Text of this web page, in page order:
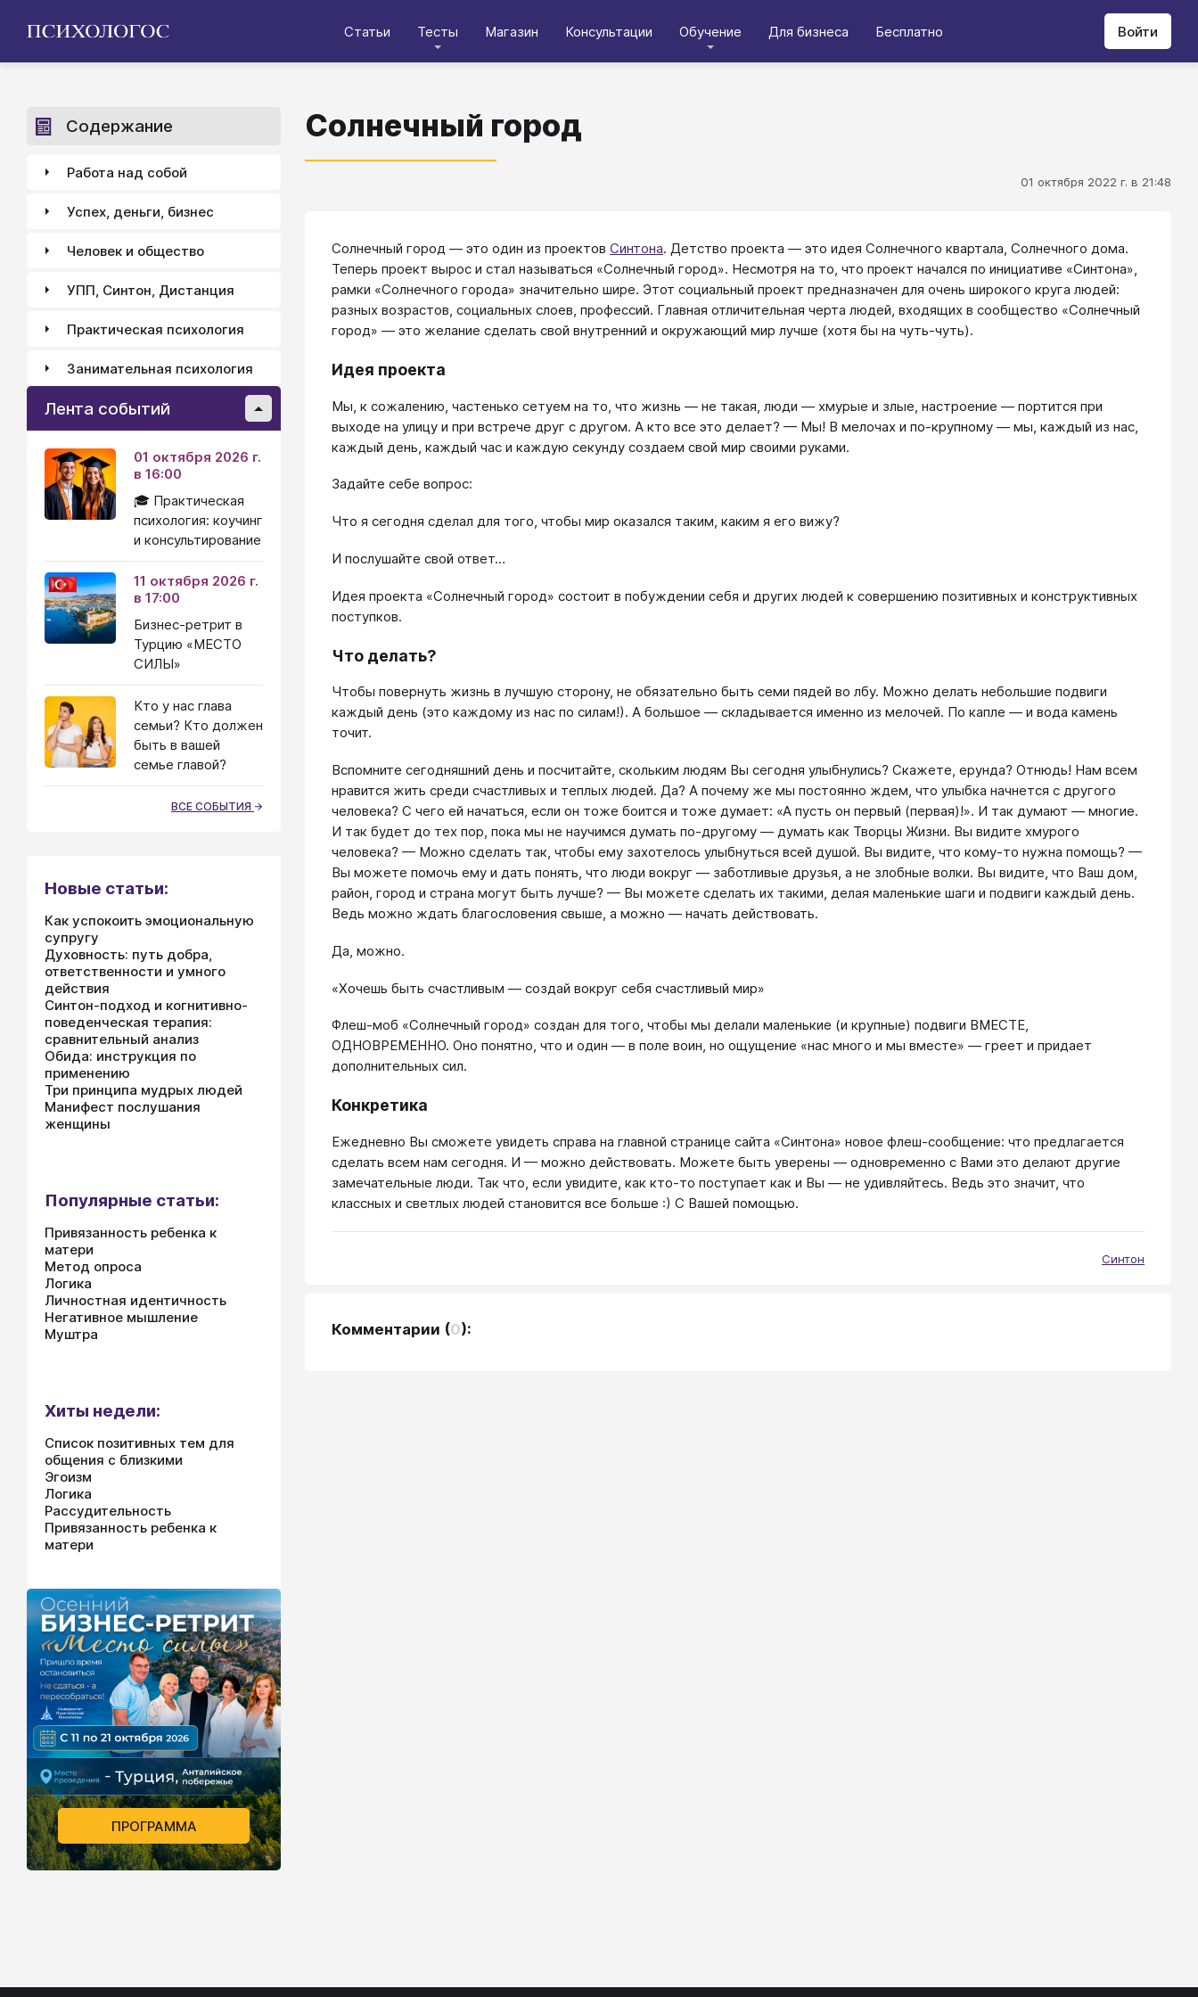
Статьи Тесты Магазин Консультации Обучение Для бизнеса Бесплатно Войти
Солнечный город
01 октября 2022 г. в 21:48
Солнечный город — это один из проектов Синтона. Детство проекта — это идея Солнечного квартала, Солнечного дома.
Теперь проект вырос и стал называться «Солнечный город». Несмотря на то, что проект начался по инициативе «Синтона»,
рамки «Солнечного города» значительно шире. Этот социальный проект предназначен для очень широкого круга людей:
разных возрастов, социальных слоев, профессий. Главная отличительная черта людей, входящих в сообщество «Солнечный
город» — это желание сделать свой внутренний и окружающий мир лучше (хотя бы на чуть-чуть).
Идея проекта
Мы, к сожалению, частенько сетуем на то, что жизнь — не такая, люди — хмурые и злые, настроение — портится при
выходе на улицу и при встрече друг с другом. А кто все это делает? — Мы! В мелочах и по-крупному — мы, каждый из нас,
каждый день, каждый час и каждую секунду создаем свой мир своими руками.
Задайте себе вопрос:
Что я сегодня сделал для того, чтобы мир оказался таким, каким я его вижу?
И послушайте свой ответ…
Идея проекта «Солнечный город» состоит в побуждении себя и других людей к совершению позитивных и конструктивных
поступков.
Что делать?
Чтобы повернуть жизнь в лучшую сторону, не обязательно быть семи пядей во лбу. Можно делать небольшие подвиги
каждый день (это каждому из нас по силам!). А большое — складывается именно из мелочей. По капле — и вода камень
точит.
Вспомните сегодняшний день и посчитайте, скольким людям Вы сегодня улыбнулись? Скажете, ерунда? Отнюдь! Нам всем
нравится жить среди счастливых и теплых людей. Да? А почему же мы постоянно ждем, что улыбка начнется с другого
человека? С чего ей начаться, если он тоже боится и тоже думает: «А пусть он первый (первая)!». И так думают — многие.
И так будет до тех пор, пока мы не научимся думать по-другому — думать как Творцы Жизни. Вы видите хмурого
человека? — Можно сделать так, чтобы ему захотелось улыбнуться всей душой. Вы видите, что кому-то нужна помощь? —
Вы можете помочь ему и дать понять, что люди вокруг — заботливые друзья, а не злобные волки. Вы видите, что Ваш дом,
район, город и страна могут быть лучше? — Вы можете сделать их такими, делая маленькие шаги и подвиги каждый день.
Ведь можно ждать благословения свыше, а можно — начать действовать.
Да, можно.
«Хочешь быть счастливым — создай вокруг себя счастливый мир»
Флеш-моб «Солнечный город» создан для того, чтобы мы делали маленькие (и крупные) подвиги ВМЕСТЕ,
ОДНОВРЕМЕННО. Оно понятно, что и один — в поле воин, но ощущение «нас много и мы вместе» — греет и придает
дополнительных сил.
Конкретика
Ежедневно Вы сможете увидеть справа на главной странице сайта «Синтона» новое флеш-сообщение: что предлагается
сделать всем нам сегодня. И — можно действовать. Можете быть уверены — одновременно с Вами это делают другие
замечательные люди. Так что, если увидите, как кто-то поступает как и Вы — не удивляйтесь. Ведь это значит, что
классных и светлых людей становится все больше :) С Вашей помощью.
Синтон
Комментарии (0):
Содержание
Работа над собой
Успех, деньги, бизнес
Человек и общество
УПП, Синтон, Дистанция
Практическая психология
Занимательная психология
Лента событий
01 октября 2026 г.
в 16:00
🎓 Практическая
психология: коучинг
и консультирование
11 октября 2026 г.
в 17:00
Бизнес-ретрит в
Турцию «МЕСТО
СИЛЫ»
Кто у нас глава
семьи? Кто должен
быть в вашей
семье главой?
ВСЕ СОБЫТИЯ
Новые статьи:
Как успокоить эмоциональную
супругу
Духовность: путь добра,
ответственности и умного
действия
Синтон-подход и когнитивно-
поведенческая терапия:
сравнительный анализ
Обида: инструкция по
применению
Три принципа мудрых людей
Манифест послушания
женщины
Популярные статьи:
Привязанность ребенка к
матери
Метод опроса
Логика
Личностная идентичность
Негативное мышление
Муштра
Хиты недели:
Список позитивных тем для
общения с близкими
Эгоизм
Логика
Рассудительность
Привязанность ребенка к
матери
ПРОГРАММА